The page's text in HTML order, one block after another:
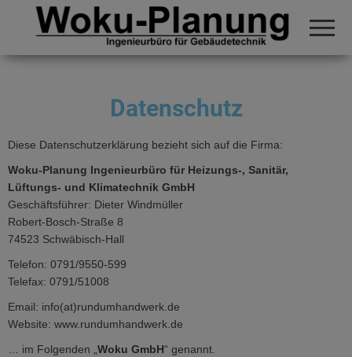
Datenschutz
Diese Datenschutzerklärung bezieht sich auf die Firma:
Woku-Planung Ingenieurbüro für Heizungs-, Sanitär,
Lüftungs- und Klimatechnik GmbH
Geschäftsführer: Dieter Windmüller
Robert-Bosch-Straße 8
74523 Schwäbisch-Hall
Telefon: 0791/9550-599
Telefax: 0791/51008
Email: info(at)rundumhandwerk.de
Website: www.rundumhandwerk.de
… im Folgenden „Woku GmbH“ genannt.